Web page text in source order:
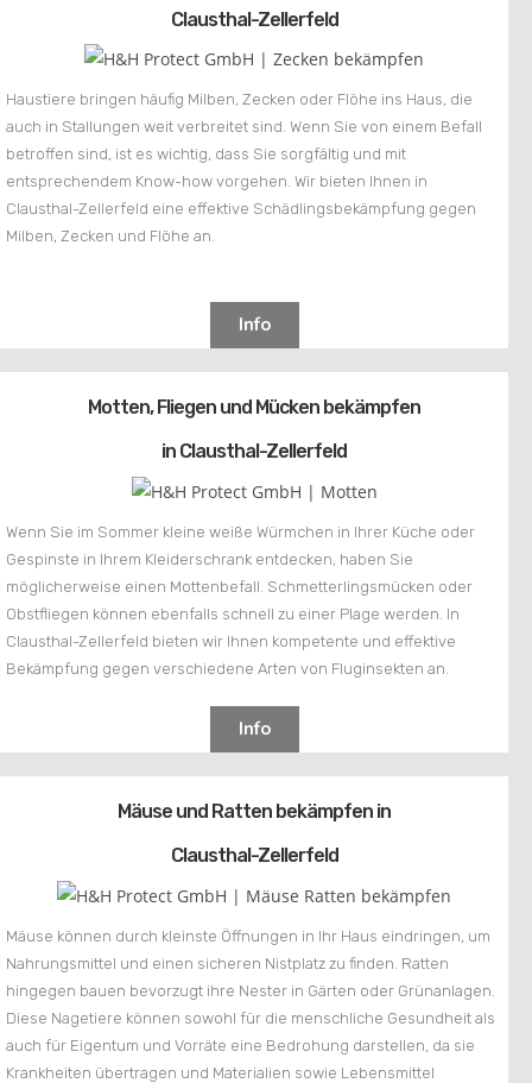
Clausthal-Zellerfeld
Haustiere bringen häufig Milben, Zecken oder Flöhe ins Haus, die
auch in Stallungen weit verbreitet sind. Wenn Sie von einem Befall
betroffen sind, ist es wichtig, dass Sie sorgfältig und mit
entsprechendem Know-how vorgehen. Wir bieten Ihnen in
Clausthal-Zellerfeld eine effektive Schädlingsbekämpfung gegen
Milben, Zecken und Flöhe an.
Info
Motten, Fliegen und Mücken bekämpfen
in Clausthal-Zellerfeld
Wenn Sie im Sommer kleine weiße Würmchen in Ihrer Küche oder
Gespinste in Ihrem Kleiderschrank entdecken, haben Sie
möglicherweise einen Mottenbefall. Schmetterlingsmücken oder
Obstfliegen können ebenfalls schnell zu einer Plage werden. In
Clausthal-Zellerfeld bieten wir Ihnen kompetente und effektive
Bekämpfung gegen verschiedene Arten von Fluginsekten an.
Info
Mäuse und Ratten bekämpfen in
Clausthal-Zellerfeld
Mäuse können durch kleinste Öffnungen in Ihr Haus eindringen, um
Nahrungsmittel und einen sicheren Nistplatz zu finden. Ratten
hingegen bauen bevorzugt ihre Nester in Gärten oder Grünanlagen.
Diese Nagetiere können sowohl für die menschliche Gesundheit als
auch für Eigentum und Vorräte eine Bedrohung darstellen, da sie
Krankheiten übertragen und Materialien sowie Lebensmittel